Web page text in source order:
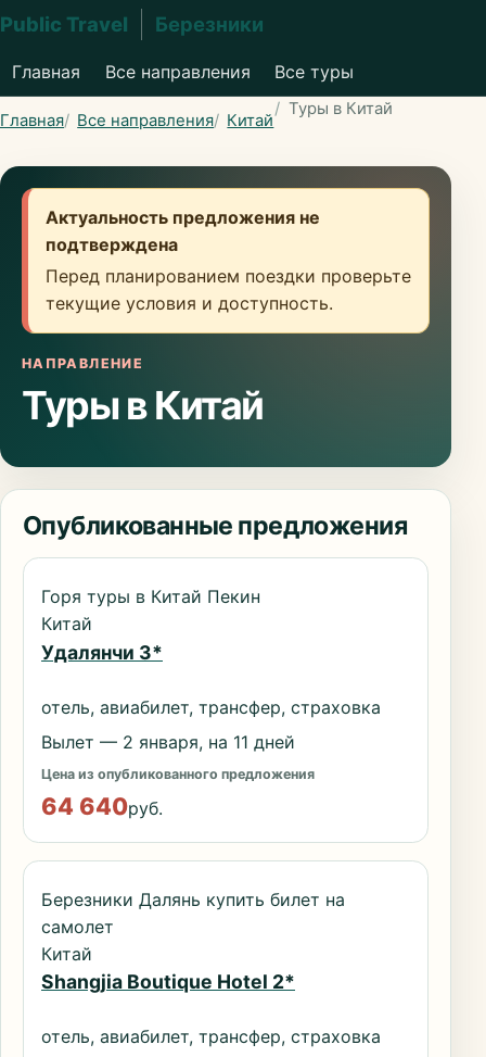
Public Travel Березники
Главная Все направления Все туры
Главная Все направления Китай
Туры в Китай
Актуальность предложения не
подтверждена
Перед планированием поездки проверьте
текущие условия и доступность.
НАПРАВЛЕНИЕ
Туры в Китай
Опубликованные предложения
Горя туры в Китай Пекин
Китай
Удалянчи 3*
отель, авиабилет, трансфер, страховка
Вылет — 2 января, на 11 дней
Цена из опубликованного предложения
64 640руб.
Березники Далянь купить билет на
самолет
Китай
Shangjia Boutique Hotel 2*
отель, авиабилет, трансфер, страховка